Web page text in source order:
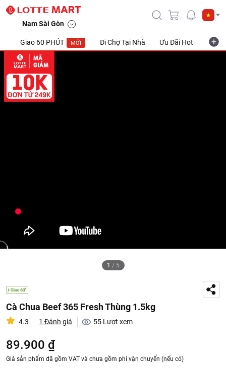
Nam Sài Gòn
Giao 60 PHÚT MỚI Đi Chợ Tại Nhà Ưu Đãi Hot
1 / 5
Cà Chua Beef 365 Fresh Thùng 1.5kg
4.3 1 Đánh giá 55 Lượt xem
89.900 ₫
Giá sản phẩm đã gồm VAT và chưa gồm phí vận chuyển (nếu có)